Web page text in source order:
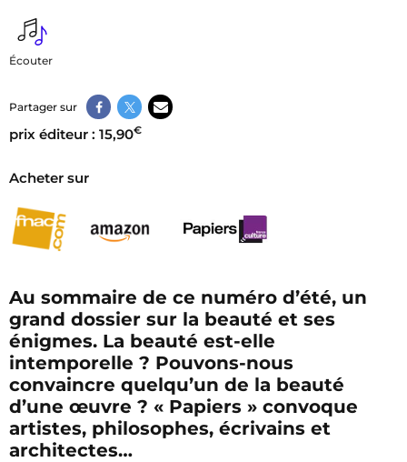
Écouter
Partager sur
prix éditeur : 15,90€
Acheter sur
Au sommaire de ce numéro d’été, un
grand dossier sur la beauté et ses
énigmes. La beauté est-elle
intemporelle ? Pouvons-nous
convaincre quelqu’un de la beauté
d’une œuvre ? « Papiers » convoque
artistes, philosophes, écrivains et
architectes…